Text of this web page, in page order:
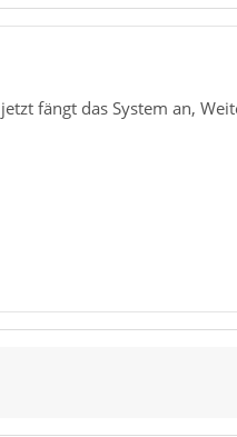
fängt das System an,